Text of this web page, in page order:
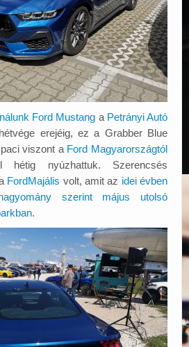
Ford Mustang a Petrányi Autó
erejéig, ez a Grabber Blue
viszont a Ford Magyarországtól
nyúzhattuk. Szerencsés
FordMajális volt, amit az idei évben
szerint május utolsó
.